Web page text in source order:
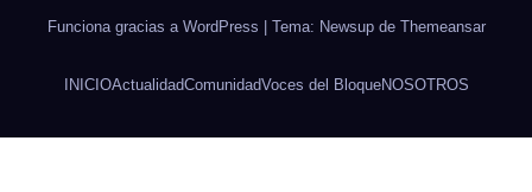
Funciona gracias a WordPress Tema: Newsup de Themeansar
INICIOActualidadComunidadVoces del BloqueNOSOTROS